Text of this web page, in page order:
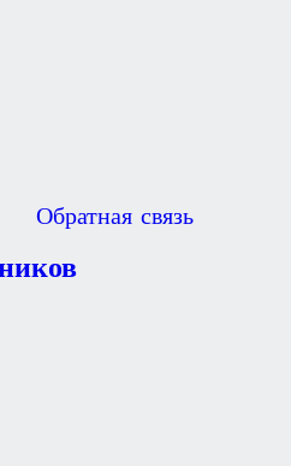
Обратная связь